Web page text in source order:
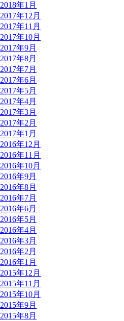
2018年1月
2017年12月
2017年11月
2017年10月
2017年9月
2017年8月
2017年7月
2017年6月
2017年5月
2017年4月
2017年3月
2017年2月
2017年1月
2016年12月
2016年11月
2016年10月
2016年9月
2016年8月
2016年7月
2016年6月
2016年5月
2016年4月
2016年3月
2016年2月
2016年1月
2015年12月
2015年11月
2015年10月
2015年9月
2015年8月